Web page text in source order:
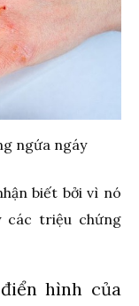
ngứa ngáy
biết bởi vì nó
các triệu chứng
hình của